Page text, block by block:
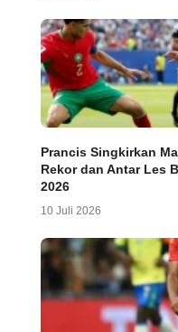
Prancis Singkirkan
Rekor dan Antar Les
2026
10 Juli 2026